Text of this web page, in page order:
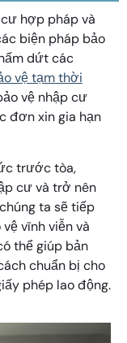
hợp pháp và
biện pháp bảo
dứt các
vệ tạm thời
vệ nhập cư
đơn xin gia hạn
trước tòa,
cư và trở nên
ta sẽ tiếp
vĩnh viễn và
thể giúp bản
chuẩn bị cho
phép lao động.